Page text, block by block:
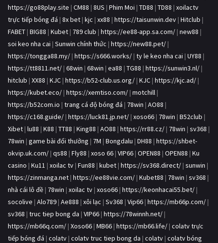
https://go88play.site | CM88 | 8US | Phim Moi | TD88 | TD88 | xoilactv
trực tiếp bóng đá | 8x bet | kjc | xx88 | https://taisunwin.dev | Hitclub |
FABET | BIG88 | Kubet | 789 club | https://ee88-app.sa.com/ | new88 |
soi keo nha cai | Sunwin chính thức | https://new88.pet/ |
https://tongga88.my/ | https://s666.works/ | ty le keo nha cai | UY88 |
https://tt8811.net/ | 68win | 68win | ea88 | TG88 | https://sunwin3.nl/ |
hitclub | XX88 | KJC | https://b52-club.us.org/ | KJC | https://kjc.ad/ |
https://kubet.eco/ | https://xemtiso.com/ | motchill |
https://b52com.io | trang cá độ bóng đá | 78win | AO88 |
https://c168.guide/ | https://luck81.jp.net/ | xoso66 | 78win | B52club |
Xibet | lu88 | K88 | TT88 | King88 | AO88 | https://rr88.cz/ | 78win | sv368 |
78win | game bài đổi thưởng | 7M | Bongdalu | DH88 | https://shbet-
okvip.uk.com/ | qs88 | Fly88 | xoso 66 | VIP66 | OPEN88 | OPEN88 | Ku
casino | Ku11 | xoilac tv | Fun88 | kubet | https://sv368.direct/ | sunwin |
https://zinmanga.net | https://ee88vie.com/ | Kubet88 | 78win | sv368 |
nhà cái lô đề | 78win | xoilac tv | xoso66 | https://keonhacai55.bet/ |
socolive | Alo789 | Ae888 | xôi lạc | Sv368 | Vip66 | https://mb66p.com/ |
sv368 | truc tiep bong da | VIP66 | https://78winnh.net/ |
https://mb66q.com/ | Xoso66 | MB66 | https://mb66.life/ | colatv trực
tiếp bóng đá | colatv | colatv truc tiep bong da | colatv | colatv bóng